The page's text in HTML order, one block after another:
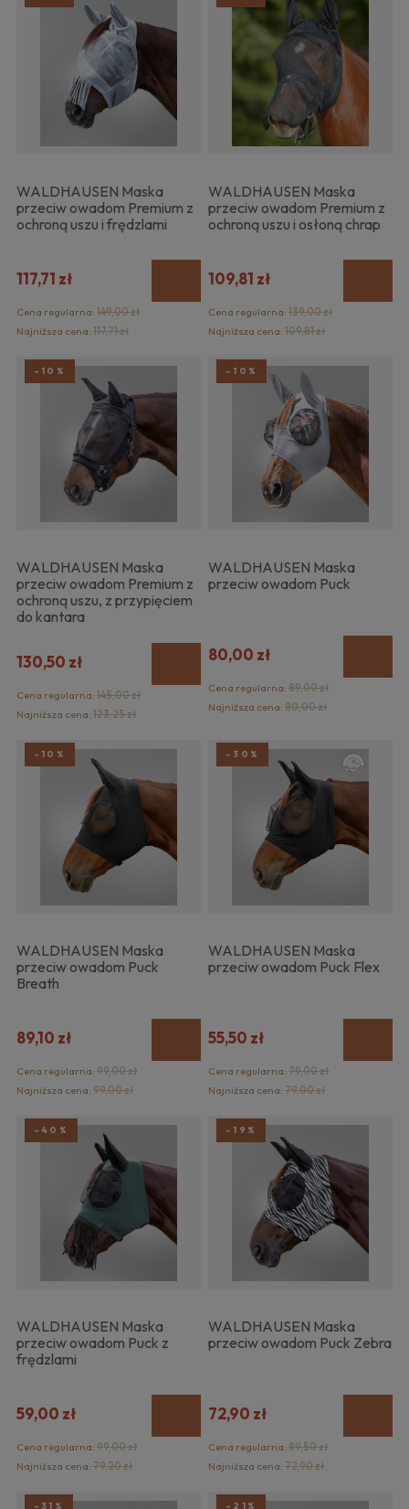
WALDHAUSEN Maska
przeciw owadom Premium z
ochroną uszu i frędzlami
117,71 zł
Cena regularna: 149,00 zł
Najniższa cena: 117,71 zł
WALDHAUSEN Maska
przeciw owadom Premium z
ochroną uszu i osłoną chrap
109,81 zł
Cena regularna:139,00 zł
Najniższa cena:109,81 zł
WALDHAUSEN Maska
przeciw owadom Premium z
ochroną uszu, z przypięciem
do kantara
130,50 zł
Cena regularna: 145,00 zł
Najniższa cena: 123,25 zł
-10%
WALDHAUSEN Maska
przeciw owadom Puck
80,00 zł
Cena regularna:89,00 zł
Najniższa cena:80,00 zł
-10%
WALDHAUSEN Maska
przeciw owadom Puck
Breath
89,10 zł
Cena regularna: 99,00 zł
Najniższa cena: 99,00 zł
-10%
WALDHAUSEN Maska
przeciw owadom Puck Flex
55,50 zł
Cena regularna:79,00 zł
Najniższa cena:79,00 zł
-30%
WALDHAUSEN Maska
przeciw owadom Puck z
frędzlami
59,00 zł
Cena regularna: 99,00 zł
Najniższa cena: 79,20 zł
-40%
WALDHAUSEN Maska
przeciw owadom Puck Zebra
72,90 zł
Cena regularna:89,50 zł
Najniższa cena:72,90 zł
-19%
-31% -21%